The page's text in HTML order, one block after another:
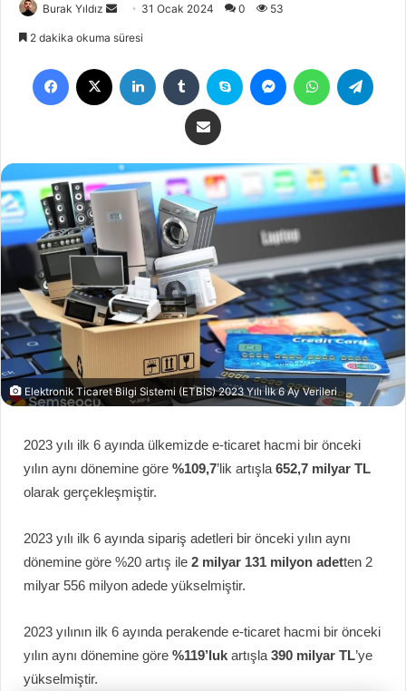
Burak Yıldız 31 Ocak 2024 0 53
2 dakika okuma süresi
Elektronik Ticaret Bilgi Sistemi (ETBİS) 2023 Yılı İlk 6 Ay Verileri
2023 yılı ilk 6 ayında ülkemizde e-ticaret hacmi bir önceki
yılın aynı dönemine göre %109,7’lik artışla652,7 milyar TL
olarak gerçekleşmiştir.
2023 yılı ilk 6 ayında sipariş adetleri bir önceki yılın aynı
dönemine göre %20 artış ile 2 milyar 131 milyon adetten 2
milyar 556 milyon adede yükselmiştir.
2023 yılının ilk 6 ayında perakende e-ticaret hacmi bir önceki
yılın aynı dönemine göre %119’luk artışla390 milyar TL’ye
yükselmiştir.